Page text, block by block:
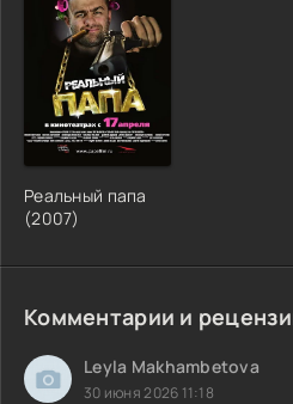
Реальный папа
(2007)
Комментарии и
Leyla Makhambetova
30 июня 2026 11:18